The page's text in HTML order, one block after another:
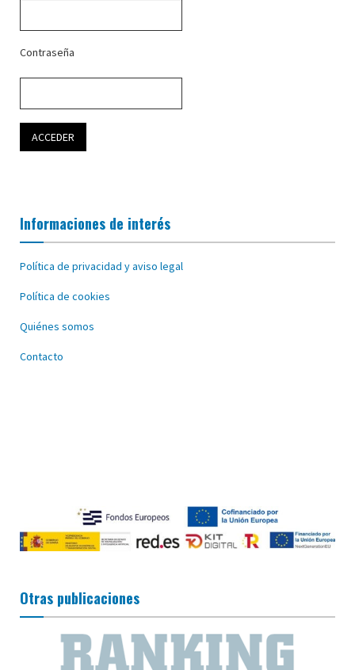
Contraseña
Informaciones de interés
Política de privacidad y aviso legal
Política de cookies
Quiénes somos
Contacto
Otras publicaciones